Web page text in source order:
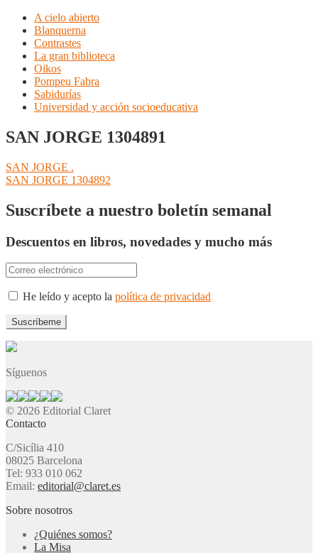
A cielo abierto
Blanquerna
Contrastes
La gran biblioteca
Oikos
Pompeu Fabra
Sabidurías
Universidad y acción socioeducativa
SAN JORGE 1304891
Navegación
de
entradas
Anterior:
SAN JORGE .
Siguiente:
SAN JORGE 1304892
Suscríbete a nuestro boletín semanal
Descuentos en libros, novedades y mucho más
He leído y acepto la política de privacidad
Síguenos
© 2026 Editorial Claret
Contacto
C/Sicília 410
08025 Barcelona
Tel: 933 010 062
Email: editorial@claret.es
Sobre nosotros
¿Quiénes somos?
La Misa